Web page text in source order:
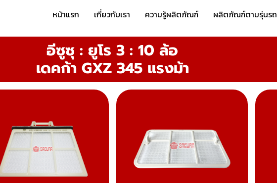
หน้าแรก เกี่ยวกับเรา ความรู้ผลิตภัณฑ์ ผลิตภัณฑ์ตามรุ่นรถ
อีซูซุ : ยูโร 3 : 10 ล้อ
เดคก้า GXZ 345 แรงม้า